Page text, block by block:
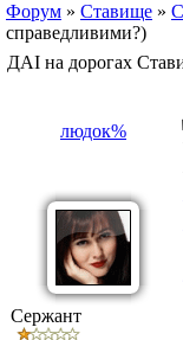
Форум » Ставище »
справедливими?)
ДАІ на дорогах
людок%
Сержант